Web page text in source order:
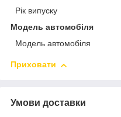
Рік випуску
Модель автомобіля
Модель автомобіля
Приховати
Умови доставки